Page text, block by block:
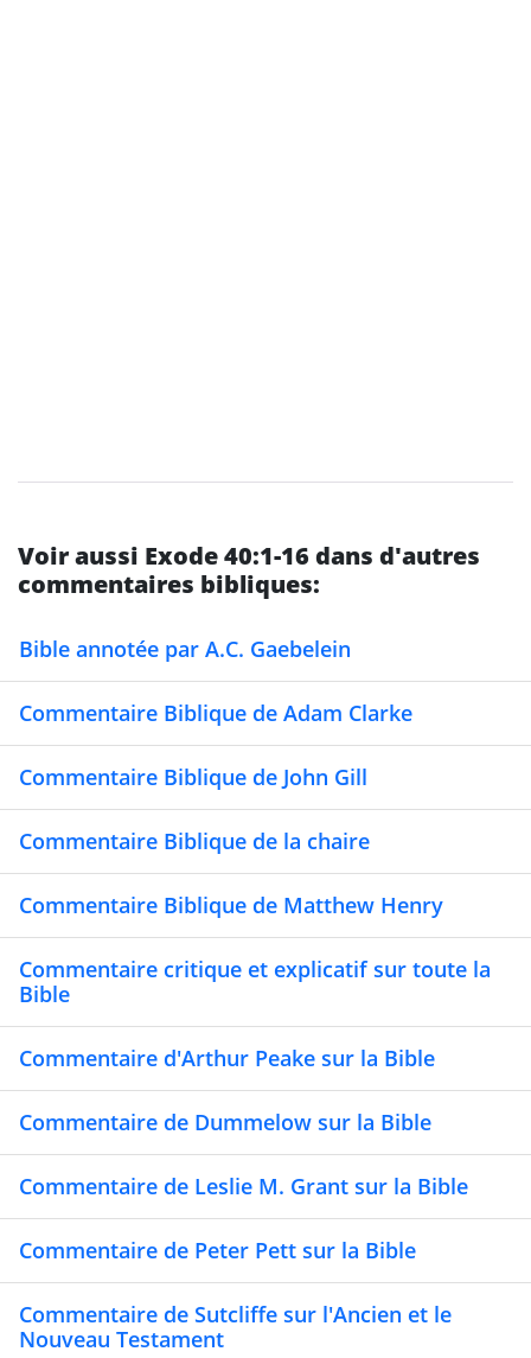
Voir aussi Exode 40:1-16 dans d'autres
commentaires bibliques:
Bible annotée par A.C. Gaebelein
Commentaire Biblique de Adam Clarke
Commentaire Biblique de John Gill
Commentaire Biblique de la chaire
Commentaire Biblique de Matthew Henry
Commentaire critique et explicatif sur toute la
Bible
Commentaire d'Arthur Peake sur la Bible
Commentaire de Dummelow sur la Bible
Commentaire de Leslie M. Grant sur la Bible
Commentaire de Peter Pett sur la Bible
Commentaire de Sutcliffe sur l'Ancien et le
Nouveau Testament